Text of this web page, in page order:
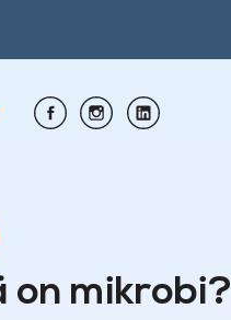
on mikrobi?